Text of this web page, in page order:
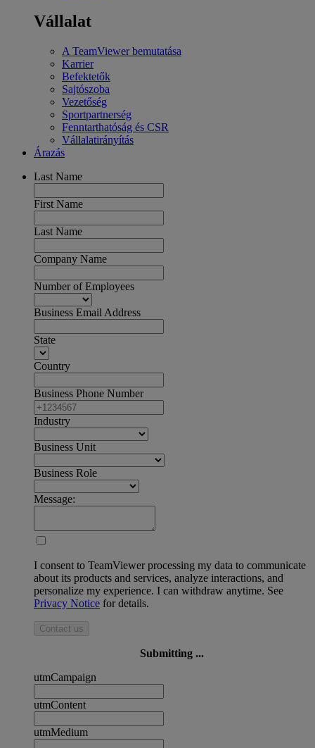
Vállalat
A TeamViewer bemutatása
Karrier
Befektetők
Sajtószoba
Vezetőség
Sportpartnerség
Fenntarthatóság és CSR
Vállalatirányítás
Árazás
Last Name
First Name
Last Name
Company Name
Number of Employees
Business Email Address
State
Country
Business Phone Number
Industry
Business Unit
Business Role
Message:
I consent to TeamViewer processing my data to communicate
about its products and services, analyze interactions, and
personalize my experience. I can withdraw anytime. See
Privacy Notice for details.
Contact us
Submitting ...
utmCampaign
utmContent
utmMedium